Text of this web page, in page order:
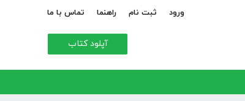
ورود ثبت نام راهنما تماس با ما
آپلود کتاب